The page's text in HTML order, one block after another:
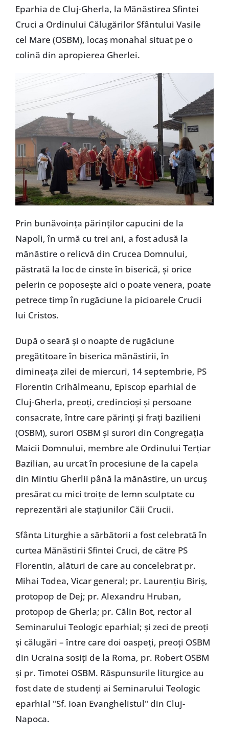
Eparhia de Cluj-Gherla, la Mănăstirea Sfintei
Cruci a Ordinului Călugărilor Sfântului Vasile
cel Mare (OSBM), locaș monahal situat pe o
colină din apropierea Gherlei.
Prin bunăvoința părinților capucini de la
Napoli, în urmă cu trei ani, a fost adusă la
mănăstire o relicvă din Crucea Domnului,
păstrată la loc de cinste în biserică, și orice
pelerin ce poposește aici o poate venera, poate
petrece timp în rugăciune la picioarele Crucii
lui Cristos.
După o seară și o noapte de rugăciune
pregătitoare în biserica mănăstirii, în
dimineața zilei de miercuri, 14 septembrie, PS
Florentin Crihălmeanu, Episcop eparhial de
Cluj-Gherla, preoți, credincioși și persoane
consacrate, între care părinți și frați bazilieni
(OSBM), surori OSBM și surori din Congregația
Maicii Domnului, membre ale Ordinului Terțiar
Bazilian, au urcat în procesiune de la capela
din Mintiu Gherlii până la mănăstire, un urcuș
presărat cu mici troițe de lemn sculptate cu
reprezentări ale stațiunilor Căii Crucii.
Sfânta Liturghie a sărbătorii a fost celebrată în
curtea Mănăstirii Sfintei Cruci, de către PS
Florentin, alături de care au concelebrat pr.
Mihai Todea, Vicar general; pr. Laurențiu Biriș,
protopop de Dej; pr. Alexandru Hruban,
protopop de Gherla; pr. Călin Bot, rector al
Seminarului Teologic eparhial; și zeci de preoți
și călugări – între care doi oaspeți, preoți OSBM
din Ucraina sosiți de la Roma, pr. Robert OSBM
și pr. Timotei OSBM. Răspunsurile liturgice au
fost date de studenți ai Seminarului Teologic
eparhial "Sf. Ioan Evanghelistul" din Cluj-
Napoca.